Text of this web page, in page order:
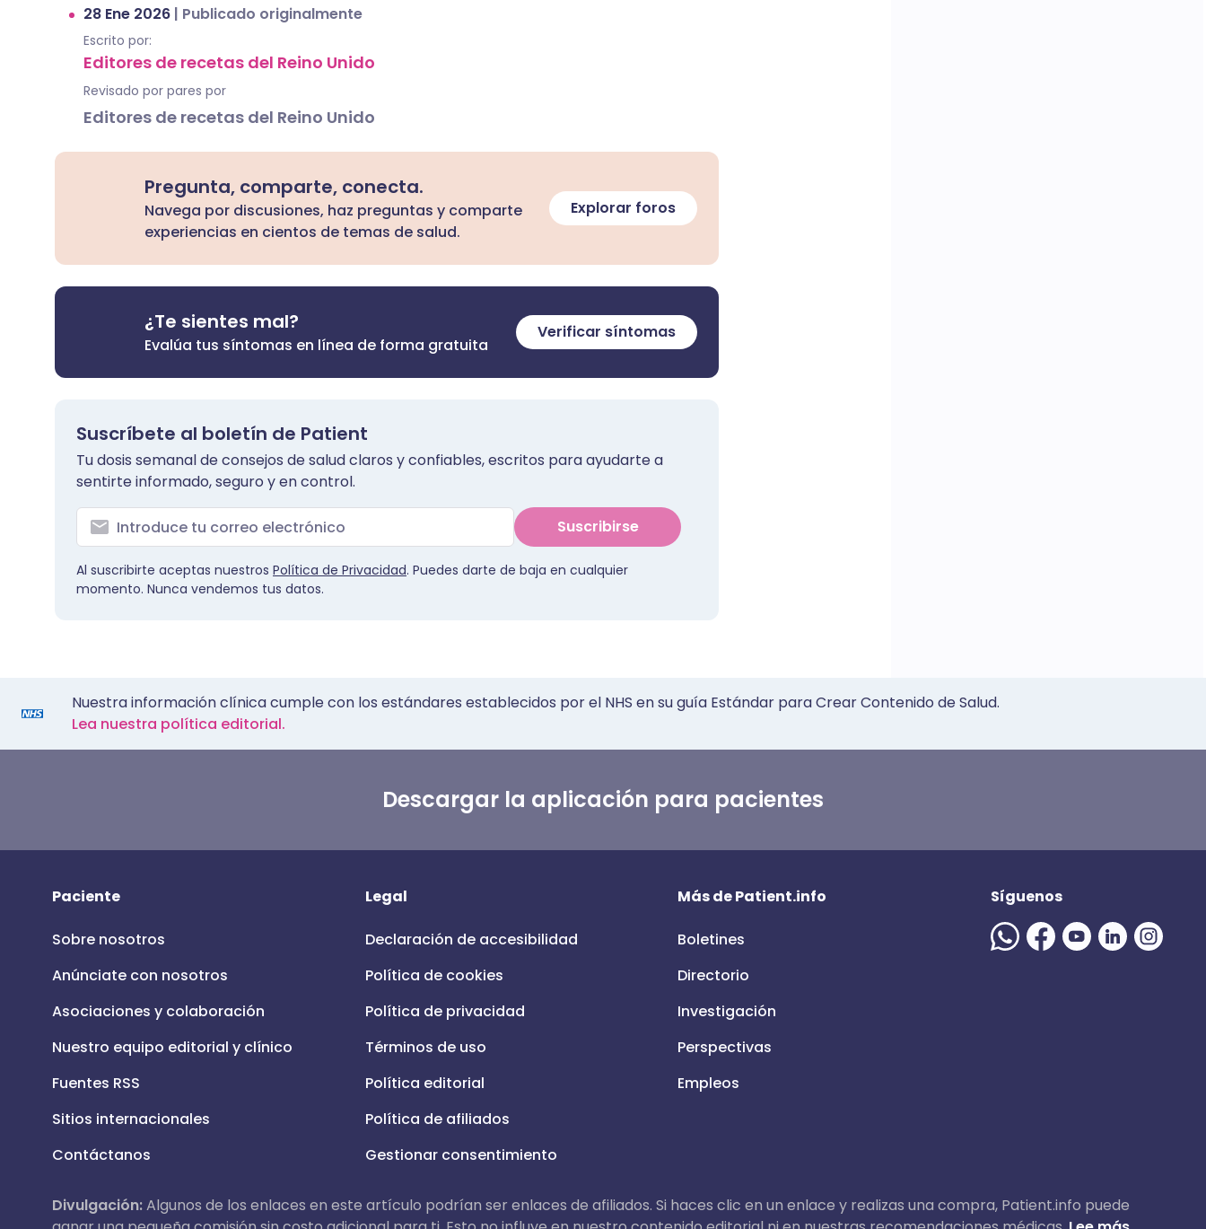
28 Ene 2026 | Publicado originalmente
Escrito por:
Editores de recetas del Reino Unido
Revisado por pares por
Editores de recetas del Reino Unido
Pregunta, comparte, conecta.
Navega por discusiones, haz preguntas y comparte
experiencias en cientos de temas de salud.
Explorar foros
¿Te sientes mal?
Evalúa tus síntomas en línea de forma gratuita
Verificar síntomas
Suscríbete al boletín de Patient
Tu dosis semanal de consejos de salud claros y confiables, escritos para ayudarte a
sentirte informado, seguro y en control.
Suscribirse
Al suscribirte aceptas nuestros Política de Privacidad. Puedes darte de baja en cualquier
momento. Nunca vendemos tus datos.
Nuestra información clínica cumple con los estándares establecidos por el NHS en su guía Estándar para Crear Contenido de Salud.
Lea nuestra política editorial.
Descargar la aplicación para pacientes
Paciente
Sobre nosotros
Anúnciate con nosotros
Asociaciones y colaboración
Nuestro equipo editorial y clínico
Fuentes RSS
Sitios internacionales
Contáctanos
Legal
Declaración de accesibilidad
Política de cookies
Política de privacidad
Términos de uso
Política editorial
Política de afiliados
Gestionar consentimiento
Más de Patient.info
Boletines
Directorio
Investigación
Perspectivas
Empleos
Síguenos
Divulgación:Algunos de los enlaces en este artículo podrían ser enlaces de afiliados. Si haces clic en un enlace y realizas una compra, Patient.info puede